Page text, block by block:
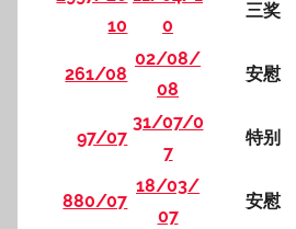
10
0
三奖
261/08
02/08/
08
安慰
97/07
31/07/0
7
特别
880/07
18/03/
07
安慰